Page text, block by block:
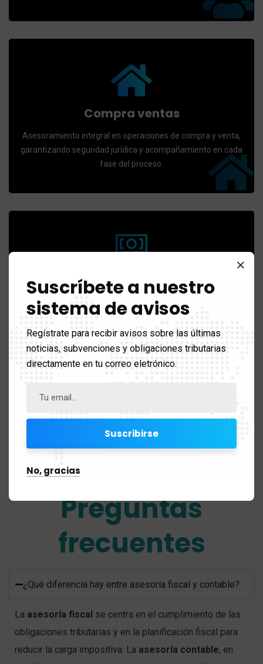
Compra ventas
Asesoramiento integral en operaciones de compra y venta,
garantizando seguridad jurídica y acompañamiento en cada
fase del proceso.
Contabilidad
Gestión contable precisa y transparente que facilita la toma
Preguntas
frecuentes
¿Qué diferencia hay entre asesoría fiscal y contable?
La asesoría fiscal se centra en el cumplimiento de las
obligaciones tributarias y en la planificación fiscal para
reducir la carga impositiva. La asesoría contable, en
Suscríbete a nuestro
sistema de avisos
Regístrate para recibir avisos sobre las últimas
noticias, subvenciones y obligaciones tributarias
directamente en tu correo eletrónico.
No, gracias